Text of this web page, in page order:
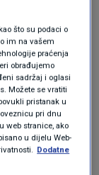
cijenjen u
nepovratno
Odgovor
mjeseci
vi
što su podaci o
im na vašem
praćenja
obrađujemo
sadržaj i oglasi
Možete se vratiti
pristanak u
pri dnu
web stranice, ako
u dijelu Web-
Dodatne